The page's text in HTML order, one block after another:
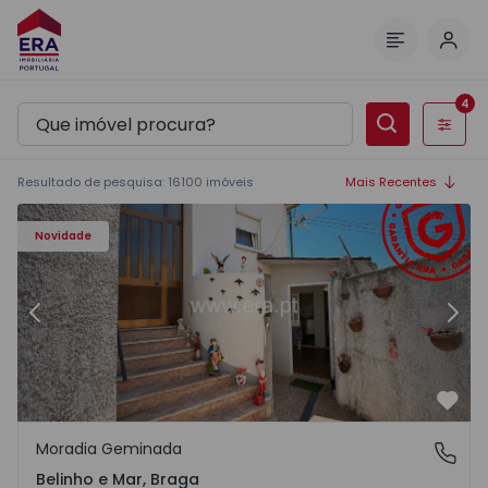
Filtros
4
Resultado de pesquisa: 16100 imóveis Mais Recentes
Novidade
- 12
Moradia Geminada T2 Esposende, Belinho e Mar -
Anterior
Belinho e Mar, Braga
Moradia Geminada
Belinho e Mar, Braga